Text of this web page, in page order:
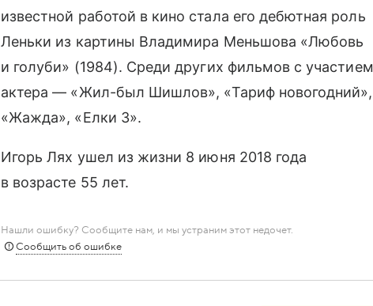
известной работой в кино стала его дебютная роль
Леньки из картины Владимира Меньшова «Любовь
и голуби» (1984). Среди других фильмов с участием
актера — «Жил-был Шишлов», «Тариф новогодний»,
«Жажда», «Елки 3».
Игорь Лях ушел из жизни 8 июня 2018 года
в возрасте 55 лет.
Нашли ошибку? Сообщите нам, и мы устраним этот недочет.
Сообщить об ошибке